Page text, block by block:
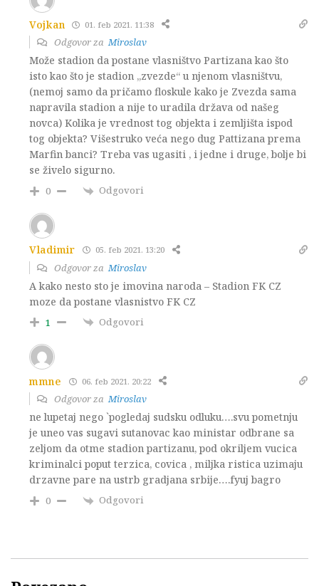
Vojkan 01. feb 2021. 11:38
Odgovor zaMiroslav
Može stadion da postane vlasništvo Partizana kao što
isto kao što je stadion „zvezde“ u njenom vlasništvu,
(nemoj samo da pričamo floskule kako je Zvezda sama
napravila stadion a nije to uradila država od našeg
novca) Kolika je vrednost tog objekta i zemljišta ispod
tog objekta? Višestruko veća nego dug Pattizana prema
Marfin banci? Treba vas ugasiti , i jedne i druge, bolje bi
se živelo sigurno.
0 Odgovori
Vladimir 05. feb 2021. 13:20
Odgovor zaMiroslav
A kako nesto sto je imovina naroda – Stadion FK CZ
moze da postane vlasnistvo FK CZ
1 Odgovori
mmne 06. feb 2021. 20:22
Odgovor zaMiroslav
ne lupetaj nego `pogledaj sudsku odluku….svu pometnju
je uneo vas sugavi sutanovac kao ministar odbrane sa
zeljom da otme stadion partizanu, pod okriljem vucica
kriminalci poput terzica, covica , miljka ristica uzimaju
drzavne pare na ustrb gradjana srbije….fyuj bagro
0 Odgovori